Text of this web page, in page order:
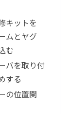
キットを
ムとヤグ
む
バを取り付
する
の位置関